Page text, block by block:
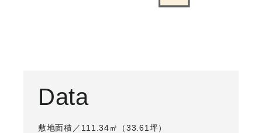
Data
敷地面積／111.34㎡（33.61坪）